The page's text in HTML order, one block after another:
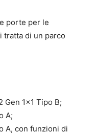
porte per le
tratta di un parco
Gen 1×1 Tipo B;
A;
A, con funzioni di